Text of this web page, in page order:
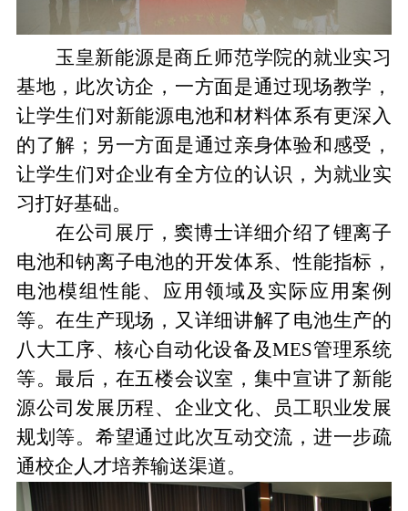
玉皇新能源是商丘师范学院的就业实习
基地，此次访企，一方面是通过现场教学，
让学生们对新能源电池和材料体系有更深入
的了解；另一方面是通过亲身体验和感受，
让学生们对企业有全方位的认识，为就业实
习打好基础。
在公司展厅，窦博士详细介绍了锂离子
电池和钠离子电池的开发体系、性能指标，
电池模组性能、应用领域及实际应用案例
等。在生产现场，又详细讲解了电池生产的
八大工序、核心自动化设备及MES管理系统
等。最后，在五楼会议室，集中宣讲了新能
源公司发展历程、企业文化、员工职业发展
规划等。希望通过此次互动交流，进一步疏
通校企人才培养输送渠道。